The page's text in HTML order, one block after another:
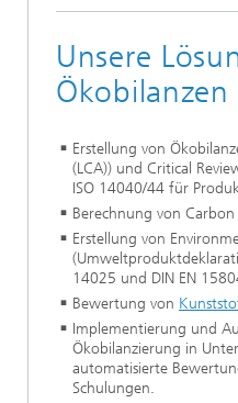
Unsere
Ökobilanzen
Erstellung von
(LCA)) und Critical
ISO 14040/44 für
Berechnung von
Erstellung von
14025 und DIN EN
Bewertung von
Implementierung und
Ökobilanzierung in
automatisierte
Schulungen.